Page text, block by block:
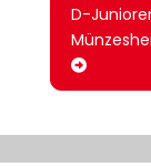
D-